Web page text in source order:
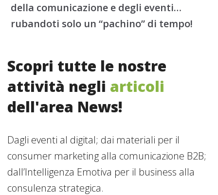
della comunicazione e degli eventi…
rubandoti solo un “pachino” di tempo!
Scopri tutte le nostre
attività negli articoli
dell'area News!
Dagli eventi al digital; dai materiali per il
consumer marketing alla comunicazione B2B;
dall’Intelligenza Emotiva per il business alla
consulenza strategica.